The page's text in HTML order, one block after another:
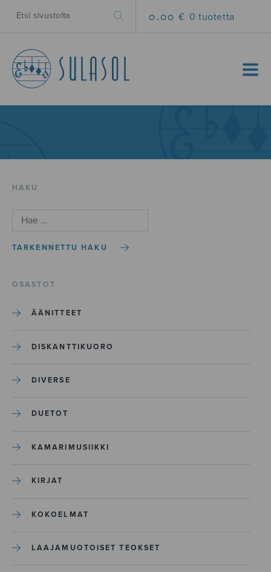
0.00 € 0 tuotetta
MENU
HAKU
TARKENNETTU HAKU
OSASTOT
ÄÄNITTEET
DISKANTTIKUORO
DIVERSE
DUETOT
KAMARIMUSIIKKI
KIRJAT
KOKOELMAT
LAAJAMUOTOISET TEOKSET